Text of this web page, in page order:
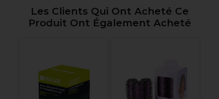
Les Clients Qui Ont Acheté Ce
Produit Ont Également Acheté